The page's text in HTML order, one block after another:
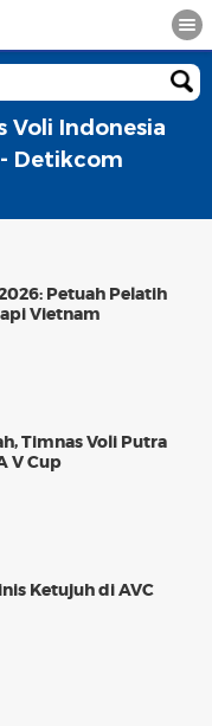
Voli Indonesia
Detikcom
Petuah Pelatih
Vietnam
Timnas Voli Putra
V Cup
Ketujuh di AVC